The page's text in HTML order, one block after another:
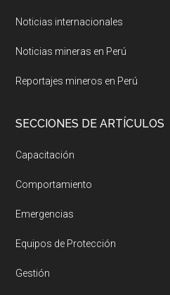
Noticias internacionales
Noticias mineras en Perú
Reportajes mineros en Perú
SECCIONES DE ARTÍCULOS
Capacitación
Comportamiento
Emergencias
Equipos de Protección
Gestión